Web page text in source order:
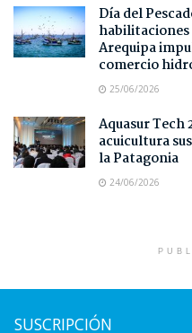
Día del
habilitaciones
Arequipa
comercio
25/06/2026
Aquasur Tech
acuicultura
la Patagonia
24/06/2026
SUSCRIPCIÓN